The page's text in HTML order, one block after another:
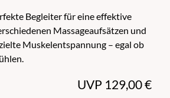
Begleiter für eine effektive
Massageaufsätzen und
Muskelentspannung – egal ob
UVP 129,00 €